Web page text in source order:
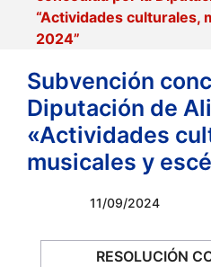
“Actividades culturales,
2024”
Subvención
Diputación de
«Actividades
musicales y
11/09/2024
RESOLUCIÓN